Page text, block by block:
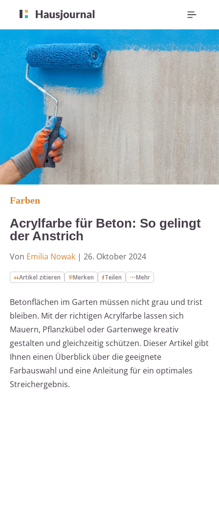
Farben
Acrylfarbe für Beton: So gelingt
der Anstrich
Von Emilia Nowak | 26. Oktober 2024
Artikel zitieren Merken Teilen Mehr
Betonflächen im Garten müssen nicht grau und trist
bleiben. Mit der richtigen Acrylfarbe lassen sich
Mauern, Pflanzkübel oder Gartenwege kreativ
gestalten und gleichzeitig schützen. Dieser Artikel gibt
Ihnen einen Überblick über die geeignete
Farbauswahl und eine Anleitung für ein optimales
Streichergebnis.